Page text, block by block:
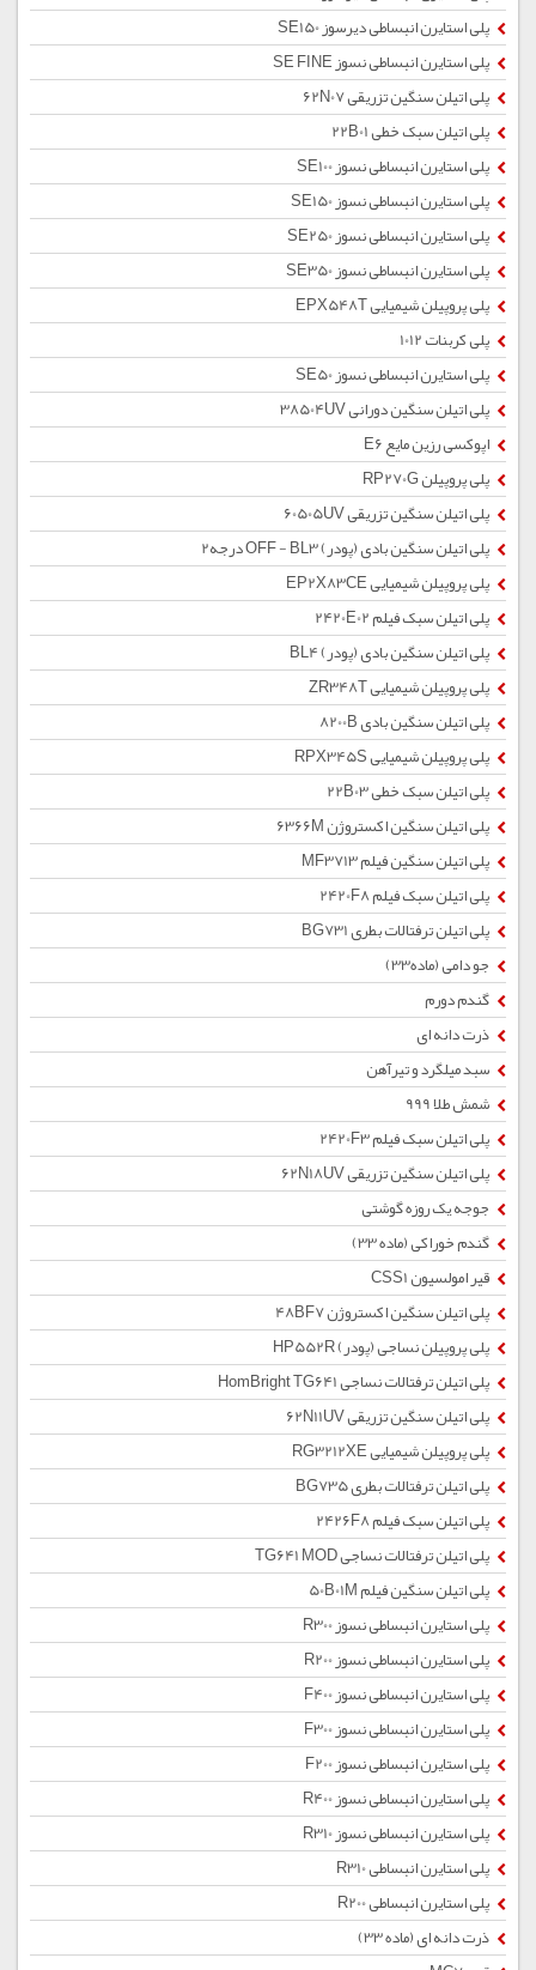
پلی استایرن انبساطی دیرسوز SE150
پلی استایرن انبساطی نسوز SE FINE
پلی اتیلن سنگین تزریقی 62N07
پلی اتیلن سبک خطی 22B01
پلی استایرن انبساطی نسوز SE100
پلی استایرن انبساطی نسوز SE150
پلی استایرن انبساطی نسوز SE250
پلی استایرن انبساطی نسوز SE350
پلی پروپیلن شیمیایی EPX548T
پلی کربنات 1012
پلی استایرن انبساطی نسوز SE50
پلی اتیلن سنگین دورانی 38504UV
اپوکسی رزین مایع E6
پلی پروپیلن RP270G
پلی اتیلن سنگین تزریقی 60505UV
پلی اتیلن سنگین بادی (پودر) OFF - BL3 درجه2
پلی پروپیلن شیمیایی EP2X83CE
پلی اتیلن سبک فیلم 2420E02
پلی اتیلن سنگین بادی (پودر) BL4
پلی پروپیلن شیمیایی ZR348T
پلی اتیلن سنگین بادی 8200B
پلی پروپیلن شیمیایی RPX345S
پلی اتیلن سبک خطی 22B03
پلی اتیلن سنگین اکستروژن 6366M
پلی اتیلن سنگین فیلم MF3713
پلی اتیلن سبک فیلم 2420F8
پلی اتیلن ترفتالات بطری BG731
جو دامی (ماده33)
گندم دورم
ذرت دانه ای
سبد میلگرد و تیرآهن
شمش طلا 999
پلی اتیلن سبک فیلم 2420F3
پلی اتیلن سنگین تزریقی 62N18UV
جوجه یک روزه گوشتی
گندم خوراکی (ماده 33)
قیر امولسیون CSS1
پلی اتیلن سنگین اکستروژن 48BF7
پلی پروپیلن نساجی (پودر) HP552R
پلی اتیلن ترفتالات نساجی HomBright TG641
پلی اتیلن سنگین تزریقی 62N11UV
پلی پروپیلن شیمیایی RG3212XE
پلی اتیلن ترفتالات بطری BG735
پلی اتیلن سبک فیلم 2426F8
پلی اتیلن ترفتالات نساجی TG641 MOD
پلی اتیلن سنگین فیلم 50B01M
پلی استایرن انبساطی نسوز R300
پلی استایرن انبساطی نسوز R200
پلی استایرن انبساطی نسوز F400
پلی استایرن انبساطی نسوز F300
پلی استایرن انبساطی نسوز F200
پلی استایرن انبساطی نسوز R400
پلی استایرن انبساطی نسوز R310
پلی استایرن انبساطی R310
پلی استایرن انبساطی R200
ذرت دانه ای (ماده 33)